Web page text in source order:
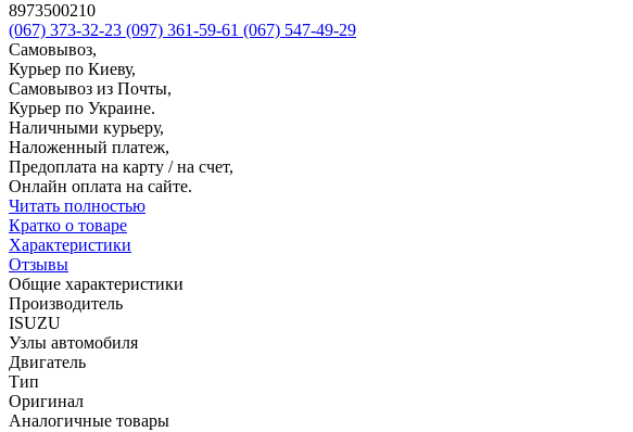
8973500210
(067) 373-32-23 (097) 361-59-61 (067) 547-49-29
Самовывоз,
Курьер по Киеву,
Самовывоз из Почты,
Курьер по Украине.
Наличными курьеру,
Наложенный платеж,
Предоплата на карту / на счет,
Онлайн оплата на сайте.
Читать полностью
Кратко о товаре
Характеристики
Отзывы
Общие характеристики
Производитель
ISUZU
Узлы автомобиля
Двигатель
Тип
Оригинал
Аналогичные товары